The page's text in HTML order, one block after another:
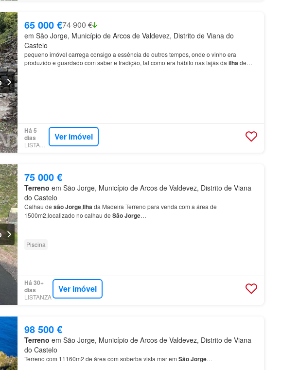
65 000 €74 900 €
em São Jorge, Município de Arcos de Valdevez, Distrito de Viana do
Castelo
pequeno imóvel carrega consigo a essência de outros tempos, onde o vinho era
produzido e guardado com saber e tradição, tal como era hábito nas fajãs da ilhade
Há 5
dias
LISTANZA
Ver imóvel
75 000 €
Terreno em São Jorge, Município de Arcos de Valdevez, Distrito de Viana
do Castelo
Calhau de sãoJorge,Ilhada Madeira Terreno para venda com a área de
1500m2,localizado no calhau de SãoJorge…
Piscina
Há 30+
dias
LISTANZA
Ver imóvel
98 500 €
Terreno em São Jorge, Município de Arcos de Valdevez, Distrito de Viana
do Castelo
Terreno com 11160m2 de área com soberba vista mar em SãoJorge…